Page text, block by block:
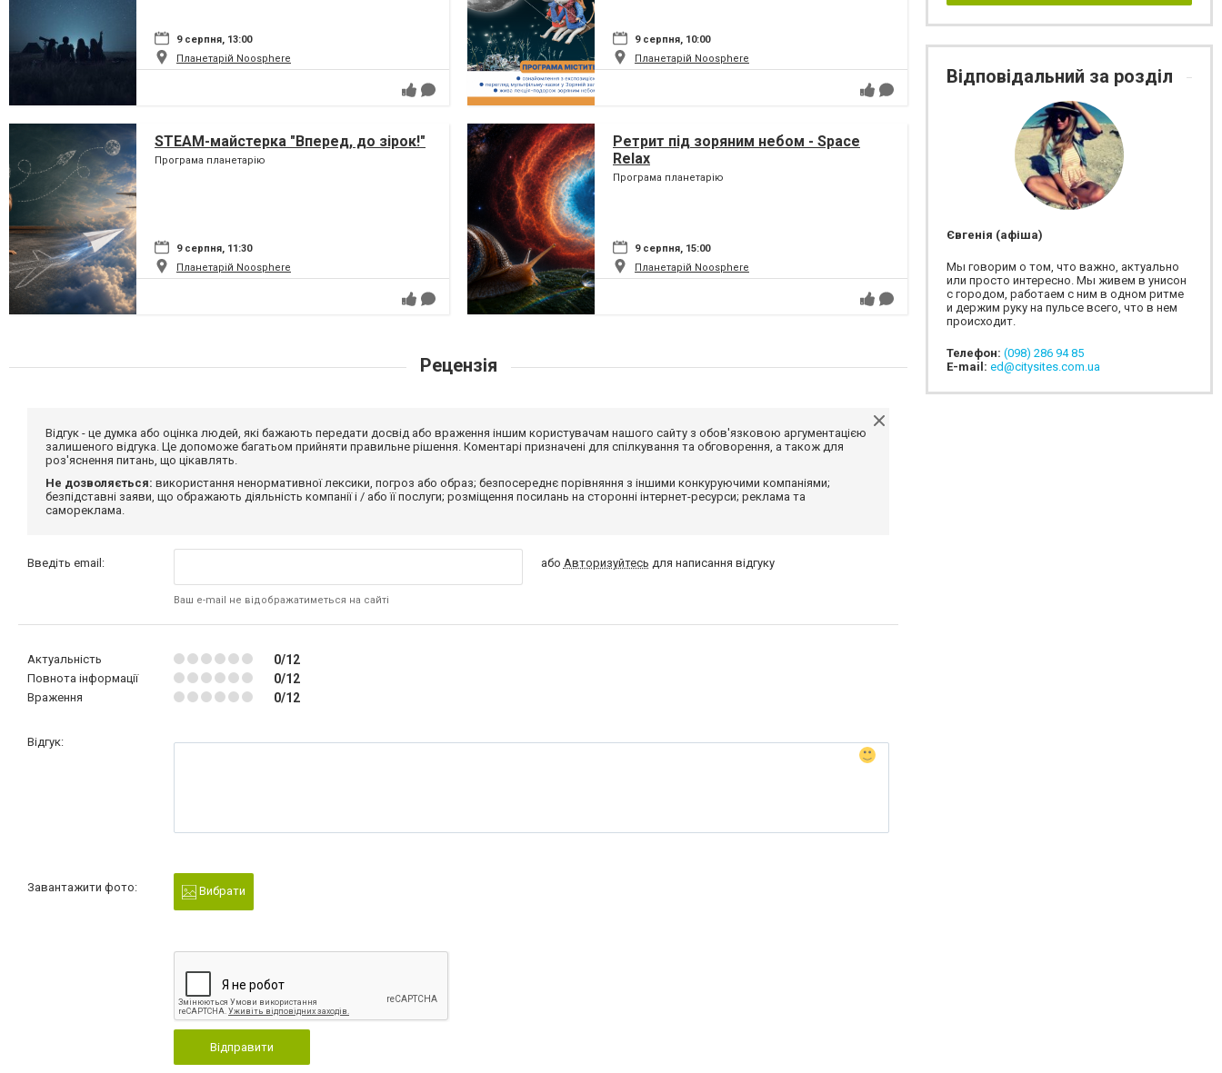
9 серпня, 13:00
Планетарій Noosphere
9 серпня, 10:00
Планетарій Noosphere
STEAM-майстерка "Вперед, до зірок!"
Програма планетарію
9 серпня, 11:30
Планетарій Noosphere
Ретрит під зоряним небом - Space
Relax
Програма планетарію
9 серпня, 15:00
Планетарій Noosphere
Рецензія
Відгук - це думка або оцінка людей, які бажають передати досвід або враження іншим користувачам нашого сайту з обов'язковою аргументацією
залишеного відгука. Це допоможе багатьом прийняти правильне рішення. Коментарі призначені для спілкування та обговорення, а також для
роз'яснення питань, що цікавлять.
Не дозволяється: використання ненормативної лексики, погроз або образ; безпосереднє порівняння з іншими конкуруючими компаніями;
безпідставні заяви, що ображають діяльність компанії і / або її послуги; розміщення посилань на сторонні інтернет-ресурси; реклама та
самореклама.
Введіть email:
Ваш e-mail не відображатиметься на сайті
або Авторизуйтесь для написання відгуку
Актуальність 0/12
Повнота інформації 0/12
Враження 0/12
Відгук:
Завантажити фото: Вибрати
Відправити
Відповідальний за розділ
Євгенія (афіша)
Мы говорим о том, что важно, актуально
или просто интересно. Мы живем в унисон
с городом, работаем с ним в одном ритме
и держим руку на пульсе всего, что в нем
происходит.
Телефон: (098) 286 94 85
E-mail: ed@citysites.com.ua